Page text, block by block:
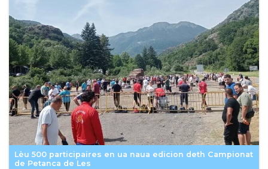
Lèu 500 participaires en ua naua edicion deth Campionat
de Petanca de Les